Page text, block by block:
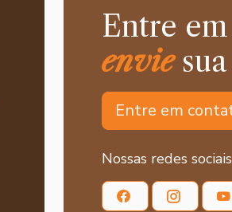
Entre
enviesua
Entre em
Nossas redes sociais